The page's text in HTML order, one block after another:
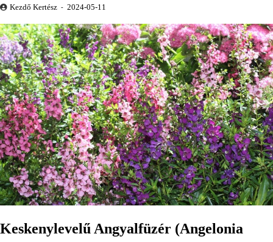
Kezdő Kertész 2024-05-11
Keskenylevelű Angyalfüzér (Angelonia